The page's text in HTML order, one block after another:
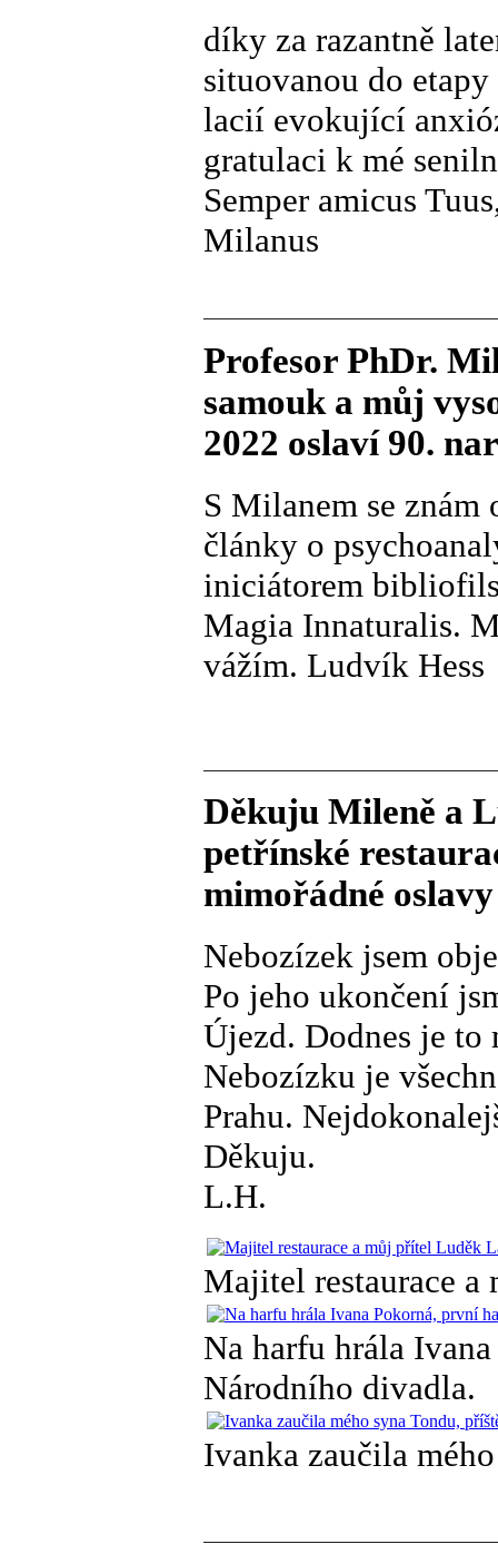
díky za razantně
situovanou do
lacií evokující
gratulaci k mé
Semper amicus
Milanus
Profesor PhDr.
samouk a můj
2022 oslaví 90.
S Milanem se
články o
iniciátorem
Magia Innaturalis.
vážím. Ludvík Hess
Děkuju Mileně a
petřínské
mimořádné
Nebozízek jsem
Po jeho ukončení
Újezd. Dodnes je to
Nebozízku je
Prahu.
Děkuju.
L.H.
Majitel restaurace
Na harfu hrála
Národního divadla.
Ivanka zaučila